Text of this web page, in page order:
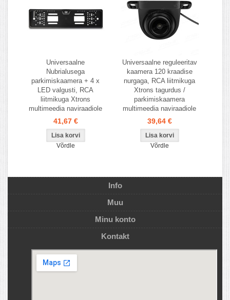
Universaalne
Nubrialusega
parkimiskaamera + 4 x
LED valgusti, RCA
liitmikuga Xtrons
multimeedia naviraadiole
41,67 €
Võrdle
Universaalne reguleeritav
kaamera 120 kraadise
nurgaga, RCA liitmikuga
Xtrons tagurdus /
parkimiskaamera
multimeedia naviraadiole
39,64 €
Võrdle
Info
Muu
Minu konto
Kontakt